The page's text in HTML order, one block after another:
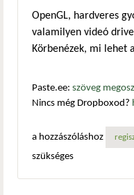
OpenGL, hardveres
valamilyen videó
Körbenézek, mi lehet
Paste.ee: szöveg
Nincs még Dropboxod?
a hozzászóláshoz
szükséges